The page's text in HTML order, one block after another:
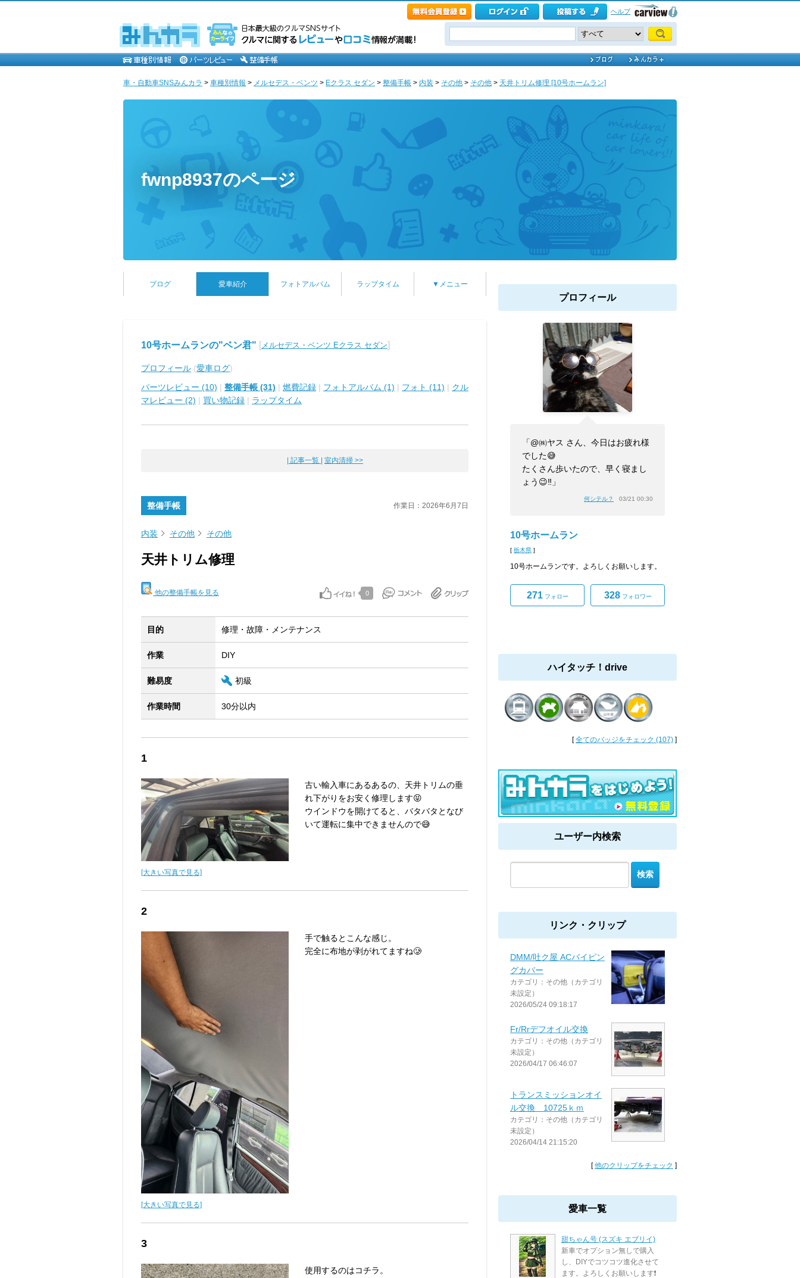
ヘルプ
車・自動車SNSみんカラ > 車種別情報 > メルセデス・ベンツ > Eクラス セダン > 整備手帳 > 内装 > その他 > その他 > 天井トリム修理 [10号ホームラン]
fwnp8937のページ
ブログ 愛車紹介 フォトアルバム ラップタイム ▼メニュー
10号ホームランの"ベン君" [メルセデス・ベンツ Eクラス セダン]
プロフィール (愛車ログ)
パーツレビュー (10) | 整備手帳 (31) | 燃費記録 | フォトアルバム (1) | フォト (11) | クル
マレビュー (2) | 買い物記録 | ラップタイム
| 記事一覧 | 室内清掃 >>
整備手帳 作業日：2026年6月7日
内装 その他 その他
天井トリム修理
他の整備手帳を見る 0
目的 修理・故障・メンテナンス
作業 DIY
難易度 初級
作業時間 30分以内
1
[大きい写真で見る]
古い輸入車にあるあるの、天井トリムの垂
れ下がりをお安く修理します😝
ウインドウを開けてると、バタバタとなび
いて運転に集中できませんので😅
2
[大きい写真で見る]
手で触るとこんな感じ。
完全に布地が剥がれてますね🥲
3
使用するのはコチラ。
プロフィール
「@㈱ヤス さん、今日はお疲れ様
でした😅
たくさん歩いたので、早く寝まし
ょう😉‼️」
何シテル？ 03/21 00:30
10号ホームラン
[ 栃木県 ]
10号ホームランです。よろしくお願いします。
271フォロー 328フォロワー
ハイタッチ！drive
[全てのバッジをチェック (107) ]
ユーザー内検索
リンク・クリップ
DMM/吐ク屋 ACバイピン
グカバー
カテゴリ：その他（カテゴリ
未設定）
2026/05/24 09:18:17
Fr/Rrデフオイル交換
カテゴリ：その他（カテゴリ
未設定）
2026/04/17 06:46:07
トランスミッションオイ
ル交換 10725ｋｍ
カテゴリ：その他（カテゴリ
未設定）
2026/04/14 21:15:20
[他のクリップをチェック ]
愛車一覧
甜ちゃん号 (スズキ エブリイ)
新車でオプション無しで購入
し、DIYでコツコツ進化させて
ます。よろしくお願いします❗